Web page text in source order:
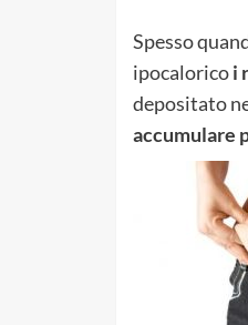
Spesso
ipocaloricoi
depositato
accumulare